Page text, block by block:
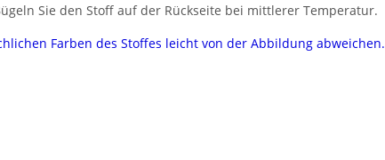
Sie den Stoff auf der Rückseite bei mittlerer Temperatur.
Farben des Stoffes leicht von der Abbildung abweichen.